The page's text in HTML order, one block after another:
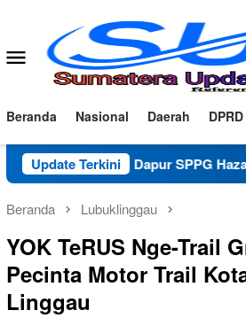
Menu
Mobile
Beranda Nasional Daerah DPRD
Update Terkini
Dapur SPPG Haza Al-Zein,
Beranda Lubuklinggau
YOK TeRUS Nge-Trail
Pecinta Motor Trail
Linggau